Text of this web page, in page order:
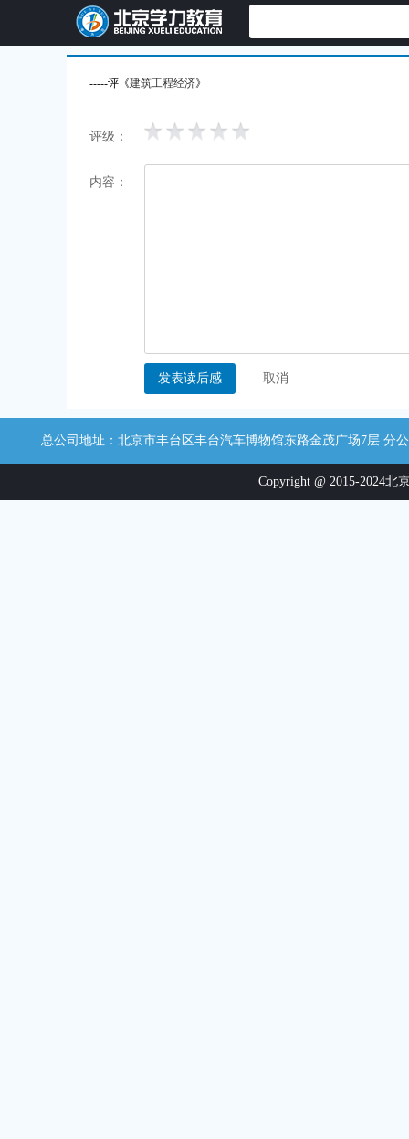
-----评《建筑工程经济》
评级：
内容：
发表读后感 取消
总公司地址：北京市丰台区丰台汽车博物馆东路金茂广场7层 分
Copyright @ 2015-2024北